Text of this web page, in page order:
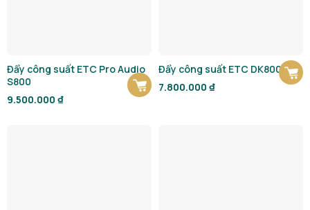
Đẩy công suất ETC Pro Audio
S800
9.500.000 ₫
Đẩy công suất ETC DK800
7.800.000 ₫